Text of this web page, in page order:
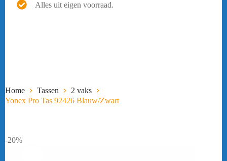
Alles uit eigen voorraad.
Home Tassen
2 vaks
Yonex Pro Tas 92426 Blauw/Zwart
-20%